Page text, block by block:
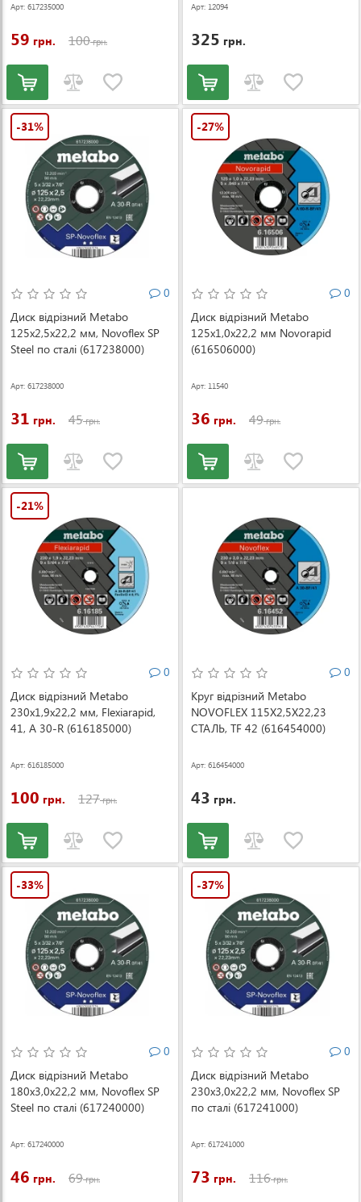
Арт: 617235000
59 грн. 100грн.
Арт: 12094
325 грн.
-31%
0
Диск відрізний Metabo
125x2,5х22,2 мм, Novoflex SP
Steel по сталі (617238000)
Арт: 617238000
31 грн. 45грн.
-27%
0
Диск відрізний Metabo
125x1,0х22,2 мм Novorapid
(616506000)
Арт: 11540
36 грн. 49грн.
-21%
0
Диск відрізний Metabo
230x1,9x22,2 мм, Flexiarapid,
41, A 30-R (616185000)
Арт: 616185000
100 грн. 127грн.
0
Круг відрізний Metabo
NOVOFLEX 115X2,5X22,23
СТАЛЬ, TF 42 (616454000)
Арт: 616454000
43 грн.
-33%
0
Диск відрізний Metabo
180x3,0х22,2 мм, Novoflex SP
Steel по сталі (617240000)
Арт: 617240000
46 грн. 69грн.
-37%
0
Диск відрізний Metabo
230x3,0х22,2 мм, Novoflex SP
по сталі (617241000)
Арт: 617241000
73 грн. 116грн.